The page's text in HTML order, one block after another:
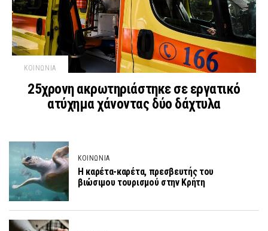
ΚΟΙΝΩΝΙΑ
25χρονη ακρωτηριάστηκε σε εργατικό
ατύχημα χάνοντας δύο δάχτυλα
ΚΟΙΝΩΝΙΑ
Η καρέτα-καρέτα, πρεσβευτής του
βιώσιμου τουρισμού στην Κρήτη